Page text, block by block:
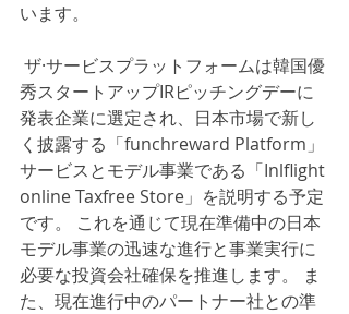
います。
秀スタートアップIRピッチングデーに
発表企業に選定され、日本市場で新し
く披露する「funchreward Platform」
サービスとモデル事業である「Inlflight
online Taxfree Store」を説明する予定
です。 これを通じて現在準備中の日本
モデル事業の迅速な進行と事業実行に
必要な投資会社確保を推進します。 ま
た、現在進行中のパートナー社との準